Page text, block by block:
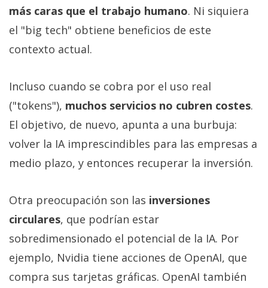
más caras que el trabajo humano. Ni siquiera
el "big tech" obtiene beneficios de este
contexto actual.
Incluso cuando se cobra por el uso real
("tokens"), muchos servicios no cubren costes.
El objetivo, de nuevo, apunta a una burbuja:
volver la IA imprescindibles para las empresas a
medio plazo, y entonces recuperar la inversión.
Otra preocupación son las inversiones
circulares, que podrían estar
sobredimensionado el potencial de la IA. Por
ejemplo, Nvidia tiene acciones de OpenAI, que
compra sus tarjetas gráficas. OpenAI también